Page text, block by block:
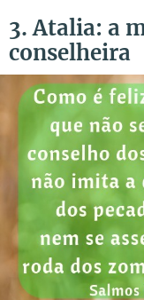
3. Atalia: a
conselheira